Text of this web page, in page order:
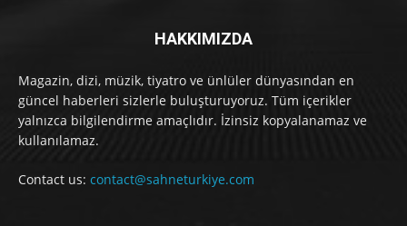
HAKKIMIZDA
Magazin, dizi, müzik, tiyatro ve ünlüler dünyasından en
güncel haberleri sizlerle buluşturuyoruz. Tüm içerikler
yalnızca bilgilendirme amaçlıdır. İzinsiz kopyalanamaz ve
kullanılamaz.
Contact us: contact@sahneturkiye.com